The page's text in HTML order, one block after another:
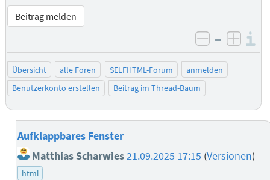
Beitrag melden
negativ
–
Übersicht alle Foren SELFHTML-Forum
anmelden
Benutzerkonto erstellen
Beitrag im Thread-Baum
Aufklappbares Fenster
Matthias Scharwies21.09.2025 17:15 (Versionen)
html